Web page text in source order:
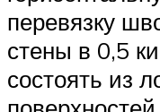
перевязку
стены в 0,5
состоять из